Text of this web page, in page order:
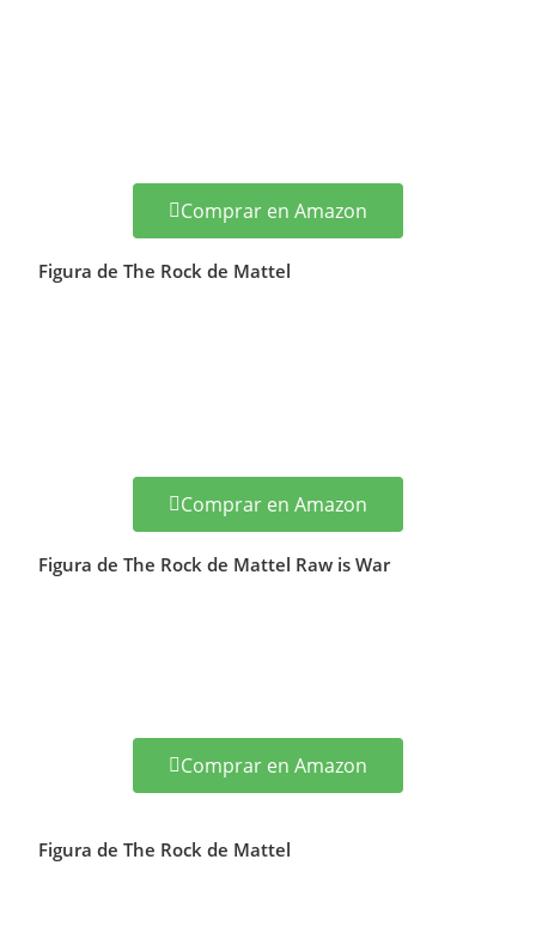
Comprar en Amazon
Figura de The Rock de Mattel
Comprar en Amazon
Figura de The Rock de Mattel Raw is War
Comprar en Amazon
Figura de The Rock de Mattel